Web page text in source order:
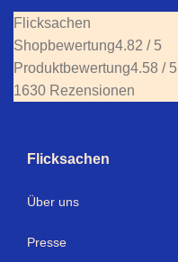
Flicksachen
Shopbewertung4.82 / 5
Produktbewertung4.58 / 5
1630 Rezensionen
Flicksachen
Über uns
Presse